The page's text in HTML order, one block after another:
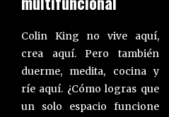
Colin King no vive aquí,
crea aquí. Pero también
duerme, medita, cocina y
ríe aquí. ¿Cómo logras que
un solo espacio funcione